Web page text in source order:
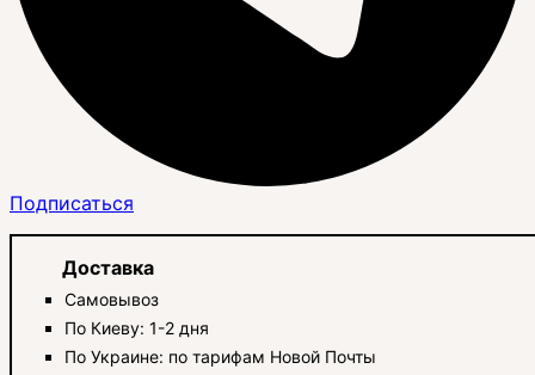
Подписаться
Доставка
Самовывоз
По Киеву: 1-2 дня
По Украине: по тарифам Новой Почты